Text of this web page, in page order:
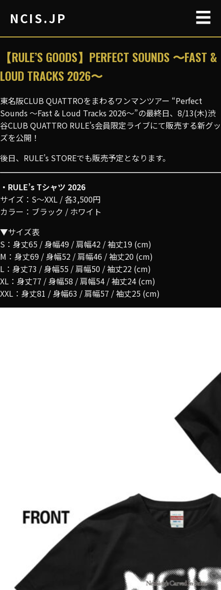
NCIS.JP ☰
【RULE’S GOODS】PERFECT SOUNDS 〜FAST &
LOUD TRACKS 2026〜
東名阪CLUB QUATTROをまわるワンマンツアー “Perfect
Sounds 〜Fast & Loud Tracks 2026〜”の最終日、8/13(木)渋
谷CLUB QUATTRO RULE’s会員限定ライブにて販売する新グッ
ズを公開！
後日、RULE’s STOREでも販売予定となります。
・RULE’s Tシャツ 2026
サイズ：S〜XXL / 各3,500円
カラー：ブラック / ホワイト
▼サイズ表
S：身丈65 / 身幅49 / 肩幅42 / 袖丈19 (cm)
M：身丈69 / 身幅52 / 肩幅46 / 袖丈20 (cm)
L：身丈73 / 身幅55 / 肩幅50 / 袖丈22 (cm)
XL：身丈77 / 身幅58 / 肩幅54 / 袖丈24 (cm)
XXL：身丈81 / 身幅63 / 肩幅57 / 袖丈25 (cm)